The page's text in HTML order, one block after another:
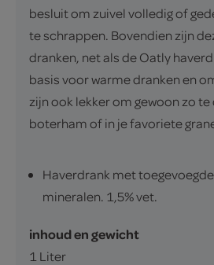
besluit om zuivel volledig of
te schrappen. Bovendien zijn
dranken, net als de Oatly
basis voor warme dranken en
zijn ook lekker om gewoon zo
boterham of in je favoriete
Haverdrank met
mineralen. 1,5% vet.
inhoud en gewicht
1 Liter